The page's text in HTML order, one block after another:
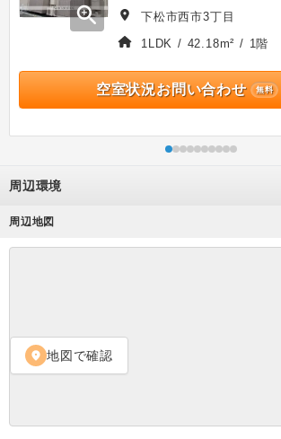
zoom_in
下松市西市3丁目
1LDK / 42.18m² / 1階
空室状況お問い合わせ 無料
周辺環境
周辺地図
location_on 地図で確認